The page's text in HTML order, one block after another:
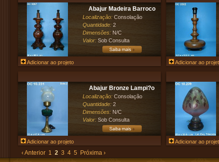
Abajur Madeira Barroco
Localização: Consolação
Quantidade: 2
Dimensões: N/C
Valor: Sob Consulta
Adicionar ao projeto Adicionar ao
Abajur Bronze Lampi?o
Localização: Consolação
Quantidade: 2
Dimensões: N/C
Valor: Sob Consulta
Adicionar ao projeto Adicionar ao
‹ Anterior 1 2 3 4 5 Próxima ›